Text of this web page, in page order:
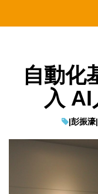
自動化
入
|彭振濠|